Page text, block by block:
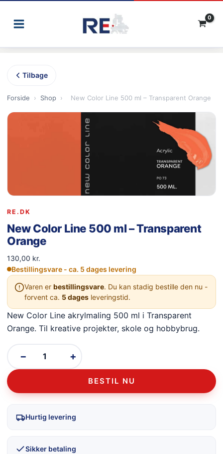
Tilbage
Forside › Shop › New Color Line 500 ml – Transparent Orange
RE.DK
New Color Line 500 ml – Transparent
Orange
130,00 kr.
Bestillingsvare - ca. 5 dages levering
Varen er bestillingsvare. Du kan stadig bestille den nu -
forvent ca. 5 dages leveringstid.
New Color Line akrylmaling 500 ml i Transparent
Orange. Til kreative projekter, skole og hobbybrug.
− +
BESTIL NU
Hurtig levering
Sikker betaling